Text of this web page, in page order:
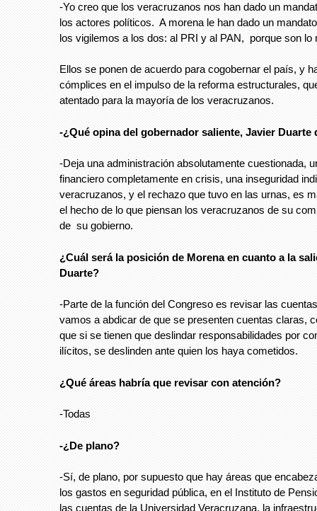
-Yo creo que los veracruzanos nos han dado un
los actores políticos. A morena le han dado un
los vigilemos a los dos: al PRI y al PAN, porque son lo
Ellos se ponen de acuerdo para cogobernar el país, y
cómplices en el impulso de la reforma estructurales,
atentado para la mayoría de los veracruzanos.
-¿Qué opina del gobernador saliente, Javier Duarte
-Deja una administración absolutamente cuestionada,
financiero completamente en crisis, una inseguridad
veracruzanos, y el rechazo que tuvo en las urnas, es
el hecho de lo que piensan los veracruzanos de su
de su gobierno.
¿Cuál será la posición de Morena en cuanto a la
Duarte?
-Parte de la función del Congreso es revisar las
vamos a abdicar de que se presenten cuentas claras,
que si se tienen que deslindar responsabilidades por
ilícitos, se deslinden ante quien los haya cometidos.
¿Qué áreas habría que revisar con atención?
-Todas
-¿De plano?
-Sí, de plano, por supuesto que hay áreas que
los gastos en seguridad pública, en el Instituto de
las cuentas de la Universidad Veracruzana, la